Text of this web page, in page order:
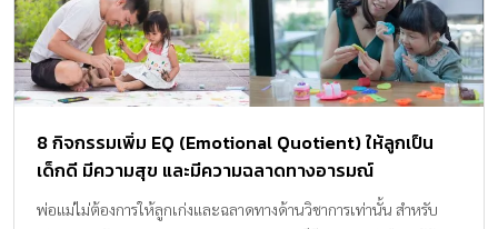
8 กิจกรรมเพิ่ม EQ (Emotional Quotient) ให้ลูกเป็น
เด็กดี มีความสุข และมีความฉลาดทางอารมณ์
พ่อแม่ไม่ต้องการให้ลูกเก่งและฉลาดทางด้านวิชาการเท่านั้น สำหรับ